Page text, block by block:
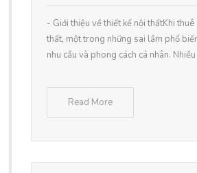
- Giới thiệu về thiết kế nội thấtKhi
thất, một trong những sai lầm phổ
nhu cầu và phong cách cá nhân.
Read More